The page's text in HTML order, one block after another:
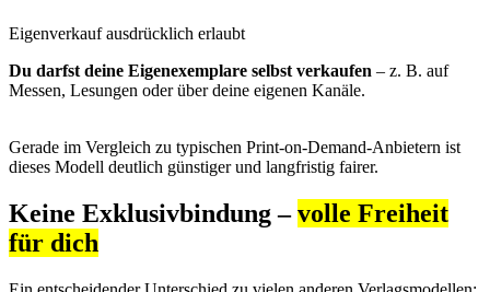
Eigenverkauf ausdrücklich erlaubt
Du darfst deine Eigenexemplare selbst verkaufen – z. B. auf
Messen, Lesungen oder über deine eigenen Kanäle.
Gerade im Vergleich zu typischen Print-on-Demand-Anbietern ist
dieses Modell deutlich günstiger und langfristig fairer.
Keine Exklusivbindung –volle Freiheit
für dich